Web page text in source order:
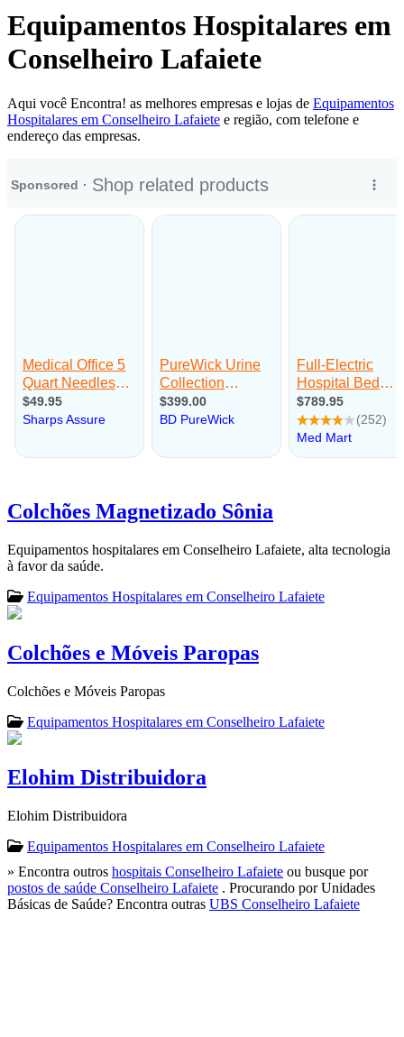
Equipamentos Hospitalares em
Conselheiro Lafaiete
Aqui você Encontra! as melhores empresas e lojas de Equipamentos
Hospitalares em Conselheiro Lafaiete e região, com telefone e
endereço das empresas.
Colchões Magnetizado Sônia
Equipamentos hospitalares em Conselheiro Lafaiete, alta tecnologia
à favor da saúde.
Equipamentos Hospitalares em Conselheiro Lafaiete
Colchões e Móveis Paropas
Colchões e Móveis Paropas
Equipamentos Hospitalares em Conselheiro Lafaiete
Elohim Distribuidora
Elohim Distribuidora
Equipamentos Hospitalares em Conselheiro Lafaiete
» Encontra outros hospitais Conselheiro Lafaiete ou busque por
postos de saúde Conselheiro Lafaiete . Procurando por Unidades
Básicas de Saúde? Encontra outras UBS Conselheiro Lafaiete